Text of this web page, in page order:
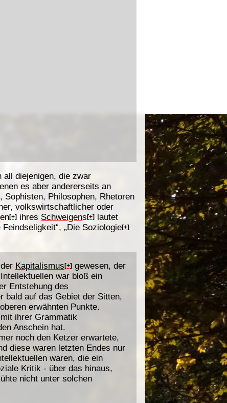
all diejenigen, die zwar
es aber andererseits an
Philosophen, Rhetoren
volkswirtschaftlicher oder
[+] ihres Schweigens[+] lautet
„Die Soziologie[+]
Kapitalismus [+]gewesen, der
war bloß ein
Entstehung des
bald auf das Gebiet der Sitten,
erwähnten Punkte.
ihrer Grammatik
Anschein hat.
noch den Ketzer erwartete,
diese waren letzten Endes nur
waren, die ein
Kritik - über das hinaus,
nicht unter solchen